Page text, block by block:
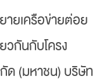
ยเครือข่ายต่อย
วกันกับโครง
ด (มหาชน) บริษัท